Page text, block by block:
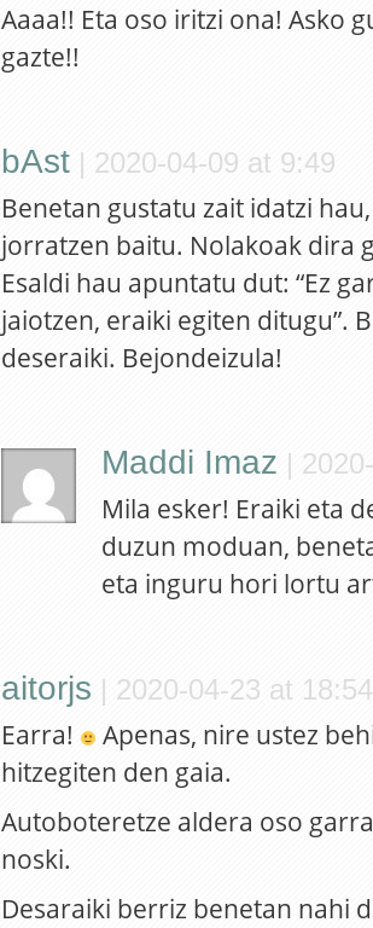
Aaaa!! Eta oso iritzi ona! Asko
gazte!!
bAst | 2020-04-09 at 9:49
Benetan gustatu zait idatzi
jorratzen baitu. Nolakoak dira
Esaldi hau apuntatu dut: “Ez
jaiotzen, eraiki egiten ditugu”.
deseraiki. Bejondeizula!
Maddi Imaz |
Mila esker! Eraiki eta
duzun moduan,
eta inguru hori lortu
aitorjs | 2020-04-23 at 18:54
Earra!
Apenas, nire ustez
hitzegiten den gaia.
Autoboteretze aldera oso
noski.
Desaraiki berriz benetan nahi